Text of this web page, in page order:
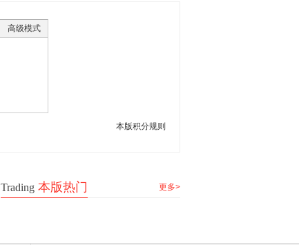
高级模式
本版积分规则
Trading 本版热门 更多>